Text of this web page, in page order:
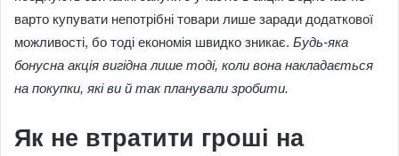
варто купувати непотрібні товари лише заради додаткової
можливості, бо тоді економія швидко зникає. Будь-яка
бонусна акція вигідна лише тоді, коли вона накладається
на покупки, які ви й так планували зробити.
Як не втратити гроші на